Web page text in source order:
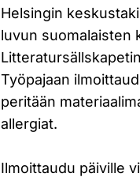
Helsingin
luvun suomalaisten
Työpajaan
peritään
allergiat.
Ilmoittaudu päiville